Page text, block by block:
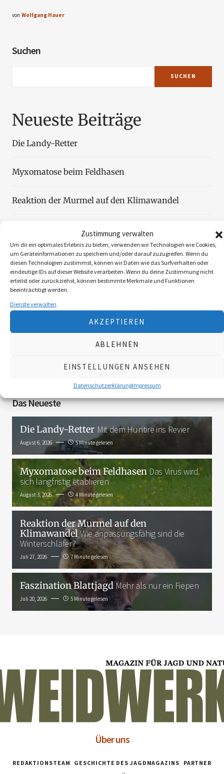
Zustimmung verwalten
Um dir ein optimales Erlebnis zu bieten, verwenden wir Technologien wie Cookies,
um Geräteinformationen zu speichern und/oder darauf zuzugreifen. Wenn du
diesen Technologien zustimmst, können wir Daten wie das Surfverhalten oder
eindeutige IDs auf dieser Website verarbeiten. Wenn du deine Zustimmung nicht
erteilst oder zurückziehst, können bestimmte Merkmale und Funktionen
beeinträchtigt werden.
Dienste verwalten
AKZEPTIEREN
ABLEHNEN
EINSTELLUNGEN ANSEHEN
DatenschutzerklärungImpressum
von Wolfgang Hauer
Suchen
SUCHEN
Neueste Beiträge
Die Landy-Retter
Myxomatose beim Feldhasen
Reaktion der Murmel auf den Klimawandel
Faszination Blattjagd
Wildzählung aus der Luft
Das Neueste
Die Landy-Retter Mit dem Huntire ins Revier
August 6, 2026 5 Minute gelesen
Myxomatose beim Feldhasen Das Virus wird
sich langfristig etablieren
August 3, 2026 4 Minute gelesen
Reaktion der Murmel auf den
KlimawandelWie anpassungsfähig sind die
Winterschläfer?
Juli 27, 2026 7 Minute gelesen
Faszination BlattjagdMehr als nur ein Fiepen
Juli 20, 2026 5 Minute gelesen
Über uns
REDAKTIONSTEAM GESCHICHTE DES JAGDMAGAZINS
PARTNER